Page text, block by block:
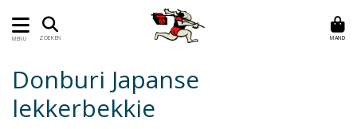
MENU ZOEKEN MAND
Donburi Japanse
lekkerbekkie